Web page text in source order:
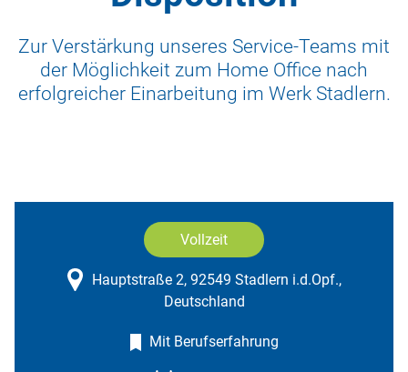
Zur Verstärkung unseres Service-Teams mit
der Möglichkeit zum Home Office nach
erfolgreicher Einarbeitung im Werk Stadlern.
Vollzeit
Hauptstraße 2, 92549 Stadlern i.d.Opf.,
Deutschland
Mit Berufserfahrung